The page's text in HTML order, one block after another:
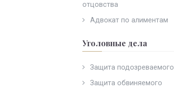
отцовства
Адвокат по алиментам
Уголовные дела
Защита подозреваемого
Защита обвиняемого